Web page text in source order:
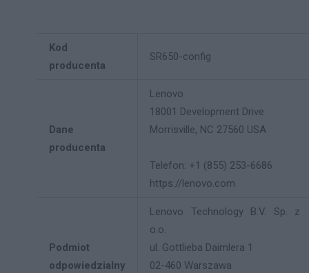
Kod
producenta
SR650-config
Dane
producenta
Lenovo
18001 Development Drive
Morrisville, NC 27560 USA
Telefon: +1 (855) 253-6686
https://lenovo.com
Podmiot
odpowiedzialny
Lenovo Technology B.V. Sp. z
o.o.
ul. Gottlieba Daimlera 1
02-460 Warszawa